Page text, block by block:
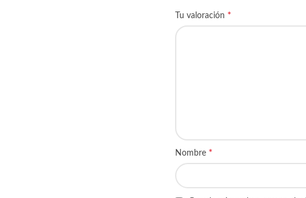
Tu valoración *
Nombre *